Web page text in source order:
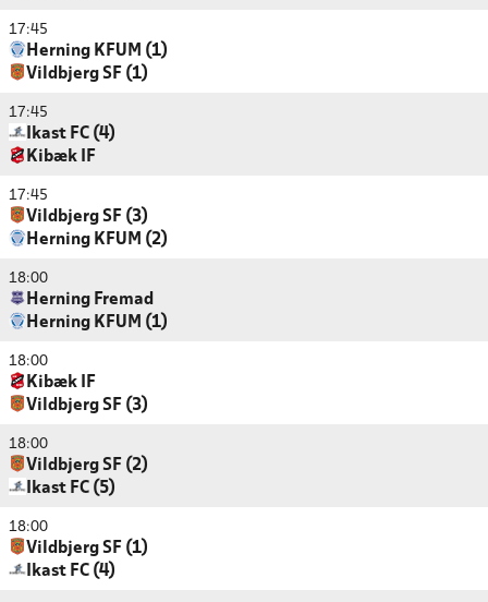
17:45
Herning KFUM (1)
Vildbjerg SF (1)
17:45
Ikast FC (4)
Kibæk IF
17:45
Vildbjerg SF (3)
Herning KFUM (2)
18:00
Herning Fremad
Herning KFUM (1)
18:00
Kibæk IF
Vildbjerg SF (3)
18:00
Vildbjerg SF (2)
Ikast FC (5)
18:00
Vildbjerg SF (1)
Ikast FC (4)